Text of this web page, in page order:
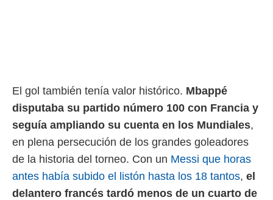
El gol también tenía valor histórico. Mbappé
disputaba su partido número 100 con Francia y
seguía ampliando su cuenta en los Mundiales,
en plena persecución de los grandes goleadores
de la historia del torneo. Con un Messi que horas
antes había subido el listón hasta los 18 tantos, el
delantero francés tardó menos de un cuarto de